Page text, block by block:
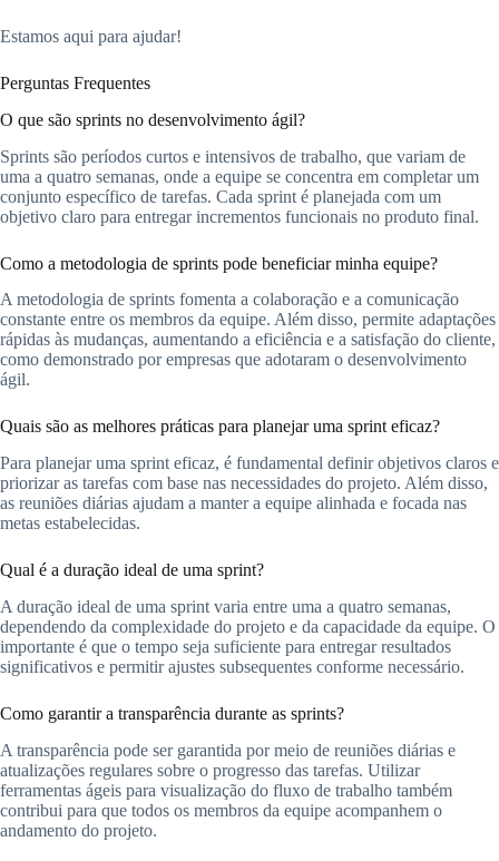
Estamos aqui para ajudar!
Perguntas Frequentes
O que são sprints no desenvolvimento ágil?
Sprints são períodos curtos e intensivos de trabalho, que variam de
uma a quatro semanas, onde a equipe se concentra em completar um
conjunto específico de tarefas. Cada sprint é planejada com um
objetivo claro para entregar incrementos funcionais no produto final.
Como a metodologia de sprints pode beneficiar minha equipe?
A metodologia de sprints fomenta a colaboração e a comunicação
constante entre os membros da equipe. Além disso, permite adaptações
rápidas às mudanças, aumentando a eficiência e a satisfação do cliente,
como demonstrado por empresas que adotaram o desenvolvimento
ágil.
Quais são as melhores práticas para planejar uma sprint eficaz?
Para planejar uma sprint eficaz, é fundamental definir objetivos claros e
priorizar as tarefas com base nas necessidades do projeto. Além disso,
as reuniões diárias ajudam a manter a equipe alinhada e focada nas
metas estabelecidas.
Qual é a duração ideal de uma sprint?
A duração ideal de uma sprint varia entre uma a quatro semanas,
dependendo da complexidade do projeto e da capacidade da equipe. O
importante é que o tempo seja suficiente para entregar resultados
significativos e permitir ajustes subsequentes conforme necessário.
Como garantir a transparência durante as sprints?
A transparência pode ser garantida por meio de reuniões diárias e
atualizações regulares sobre o progresso das tarefas. Utilizar
ferramentas ágeis para visualização do fluxo de trabalho também
contribui para que todos os membros da equipe acompanhem o
andamento do projeto.